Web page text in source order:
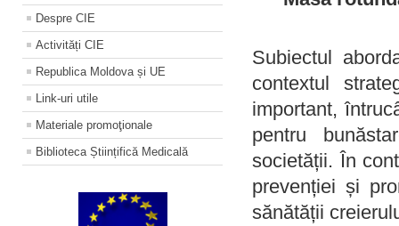
Despre CIE
Activități CIE
Republica Moldova și UE
Link-uri utile
Materiale promoţionale
Biblioteca Științifică Medicală
Subiectul
contextul
important,
pentru
societății. În
prevenției și
sănătății